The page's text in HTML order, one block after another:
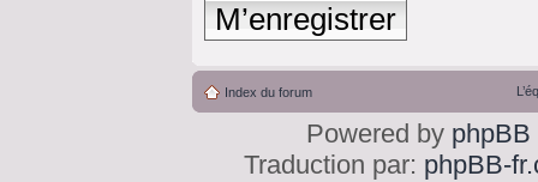
M’enregistrer
Index du forum
Powered by phpBB
Traduction par: phpBB-